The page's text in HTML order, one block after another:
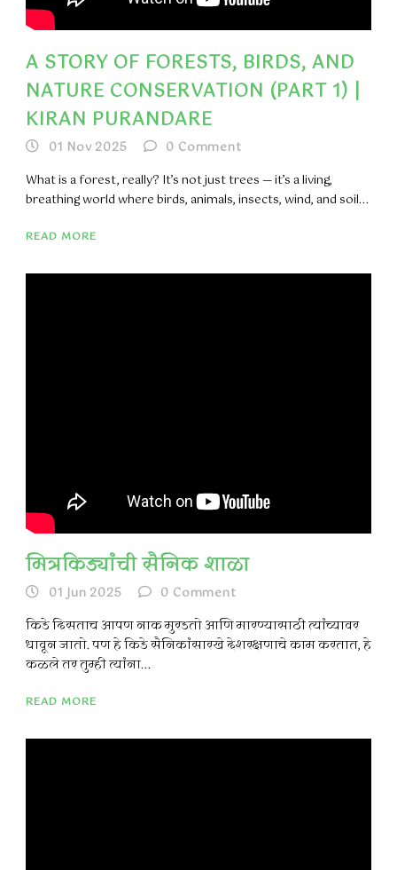
A STORY OF FORESTS, BIRDS, AND
NATURE CONSERVATION (PART 1) |
KIRAN PURANDARE
01 Nov 2025 0 Comment
What is a forest, really? It’s not just trees — it’s a living,
breathing world where birds, animals, insects, wind, and soil...
READ MORE
मित्रकिड्यांची सैनिक शाळा
01 Jun 2025 0 Comment
किडे दिसताच आपण नाक मुरडतो आणि मारण्यासाठी त्यांच्यावर
धावून जातो. पण हे किडे सैनिकांसारखे देशरक्षणाचे काम करतात, हे
कळले तर तुम्ही त्यांना...
READ MORE